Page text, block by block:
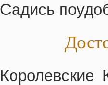
Садись
Королевские